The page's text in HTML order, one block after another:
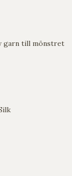
garn till mönstret